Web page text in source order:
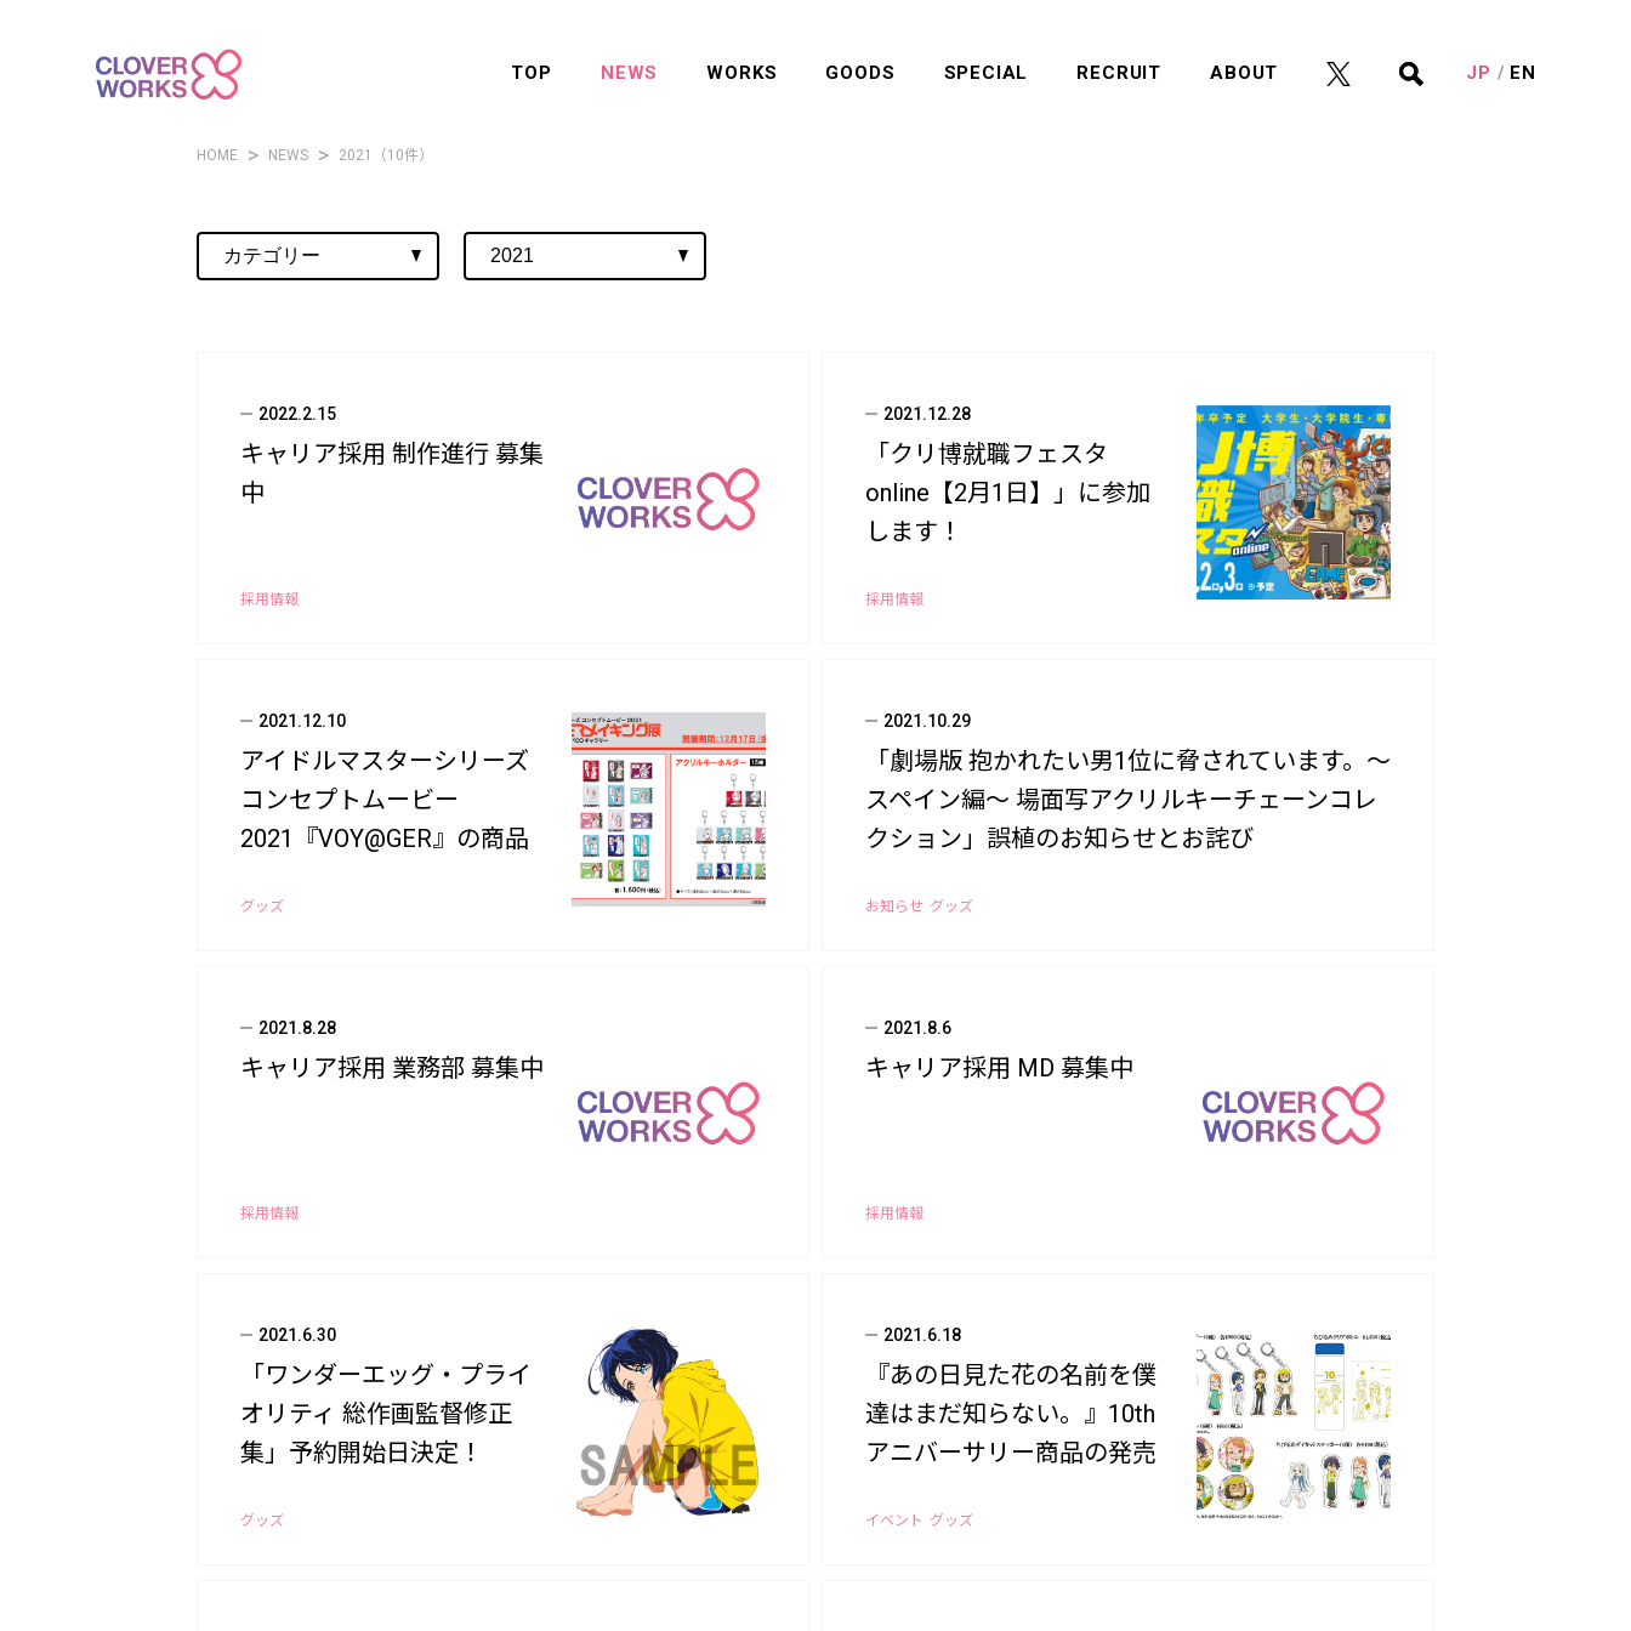
TOP NEWS WORKS GOODS SPECIAL RECRUIT ABOUT JP EN
HOME NEWS 2021（10件）
2022.2.15
キャリア採用 制作進行 募集
中
採用情報
2021.12.28
「クリ博就職フェスタ
online【2月1日】」に参加
します！
採用情報
2021.12.10
アイドルマスターシリーズ
コンセプトムービー
2021『VOY@GER』の商品
グッズ
2021.10.29
「劇場版 抱かれたい男1位に脅されています。～
スペイン編～ 場面写アクリルキーチェーンコレ
クション」誤植のお知らせとお詫び
お知らせ グッズ
2021.8.28
キャリア採用 業務部 募集中
採用情報
2021.8.6
キャリア採用 MD 募集中
採用情報
2021.6.30
「ワンダーエッグ・プライ
オリティ 総作画監督修正
集」予約開始日決定！
グッズ
2021.6.18
『あの日見た花の名前を僕
達はまだ知らない。』10th
アニバーサリー商品の発売
イベント グッズ